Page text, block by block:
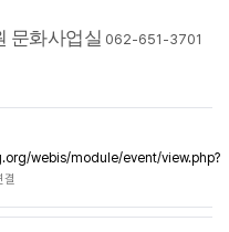
문화사업실 062-651-3701
webis/module/event/view.php?